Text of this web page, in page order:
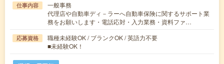
仕事内容
一般事務
代理店や自動車ディ－ラーへ自動車保険に関するサポート業
務をお願いします・電話応対・入力業務・資料ファ…
応募資格
職種未経験OK / ブランクOK / 英語力不要
■未経験OK！